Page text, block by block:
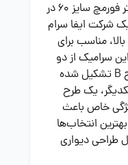
سرامیک دیوار ایفا سرام مدل وینتر فورمچ سایز 60 در
شرکت ایفا سرام
مناسب برای
سرامیک از دو
طرح مجزا به نام‌های طرح A و طرح B تشکیل شده
یک طرح
خاص باعث
انتخاب‌ها
طراحی دیواری